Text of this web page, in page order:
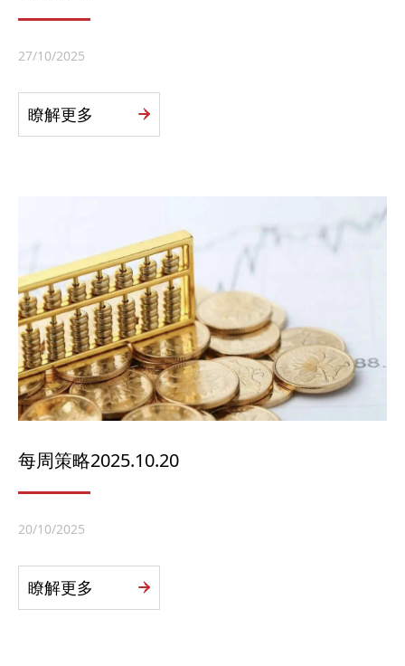
27/10/2025
瞭解更多
每周策略2025.10.20
20/10/2025
瞭解更多